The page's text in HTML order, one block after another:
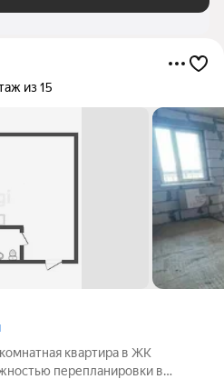
из 15
квартира в ЖК
перепланировки в